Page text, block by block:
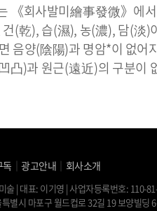
《회사발미繪事發微》에
(乾), 습(濕), 농(濃), 담(淡)
음양(陰陽)과 명암*이 없
凸)과 원근(遠近)의 구분이
독 ｜광고안내 ｜ 회사소개
술 | 대표: 이기영 | 사업자등록번호: 110-
별시 마포구 월드컵로 32길 19 보양빌딩